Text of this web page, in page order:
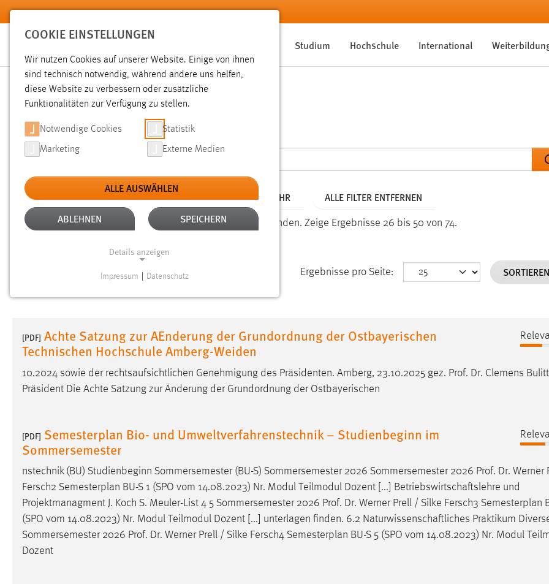
Zum Hauptinhalt springen
Studium Hochschule International
SUCHE
Aktive Filter: TYP: DATEIEN ALTER: 6 MONATE BIS 1 JAHR ALLE FILTER ENTFERNEN
Gesucht nach "prof. dr. heigl". Es wurden 74 Ergebnisse gefunden. Zeige Ergebnisse 26 bis 50 von 74.
Ergebnisse pro Seite:
[PDF] Achte Satzung zur AEnderung der Grundordnung der Ostbayerischen
Technischen Hochschule Amberg-Weiden
10.2024 sowie der rechtsaufsichtlichen Genehmigung des Präsidenten. Amberg, 23.10.2025 gez. Prof. Dr. Clemens
Präsident Die Achte Satzung zur Änderung der Grundordnung der Ostbayerischen
[PDF] Semesterplan Bio- und Umweltverfahrenstechnik – Studienbeginn im
Sommersemester
nstechnik (BU) Studienbeginn Sommersemester (BU-S) Sommersemester 2026 Sommersemester 2026 Prof. Dr. Werner
Fersch2 Semesterplan BU-S 1 (SPO vom 14.08.2023) Nr. Modul Teilmodul Dozent [...] Betriebswirtschaftslehre und
Projektmanagment J. Koch S. Meuler-List 4 5 Sommersemester 2026 Prof. Dr. Werner Prell / Silke Fersch3 Semesterplan
(SPO vom 14.08.2023) Nr. Modul Teilmodul Dozent [...] unterlagen finden. 6.2 Naturwissenschaftliches Praktikum
Sommersemester 2026 Prof. Dr. Werner Prell / Silke Fersch4 Semesterplan BU-S 5 (SPO vom 14.08.2023) Nr. Modul
Dozent
COOKIE EINSTELLUNGEN
Wir nutzen Cookies auf unserer Website. Einige von ihnen
sind technisch notwendig, während andere uns helfen,
diese Website zu verbessern oder zusätzliche
Funktionalitäten zur Verfügung zu stellen.
Notwendige Cookies Statistik
Marketing Externe Medien
ALLE AUSWÄHLEN
ABLEHNEN SPEICHERN
Details anzeigen
Website erforderlich.
Einverständnis
Name: cookie_consent
des Benutzers
Performance
Name: staticfilecache
Zweck:
Impressum Datenschutz